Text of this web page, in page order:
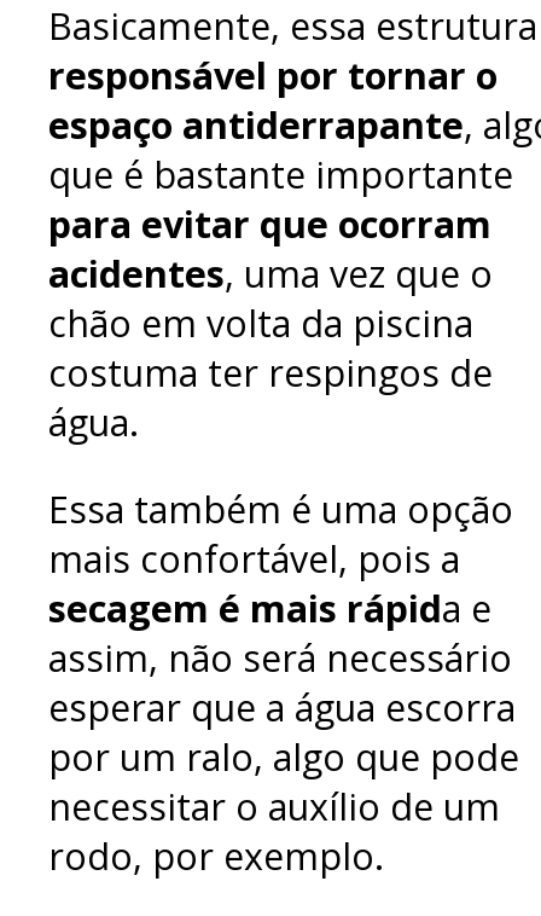
Basicamente, essa
responsável por tornar o
espaço antiderrapante,
que é bastante importante
para evitar que ocorram
acidentes, uma vez que o
chão em volta da piscina
costuma ter respingos de
água.
Essa também é uma opção
mais confortável, pois a
secagem é mais rápida e
assim, não será necessário
esperar que a água escorra
por um ralo, algo que pode
necessitar o auxílio de um
rodo, por exemplo.